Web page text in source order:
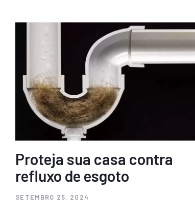
Proteja sua casa contra
refluxo de esgoto
SETEMBRO 25, 2024